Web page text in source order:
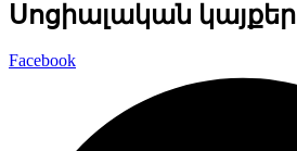
Սոցիալական կայքեր
Facebook